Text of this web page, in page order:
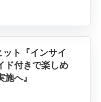
ット『インサイ
ド付きで楽しめ
へ』